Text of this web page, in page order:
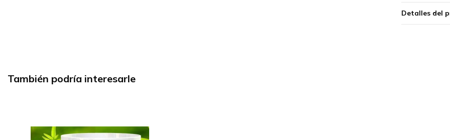
Detalles del
También podría interesarle